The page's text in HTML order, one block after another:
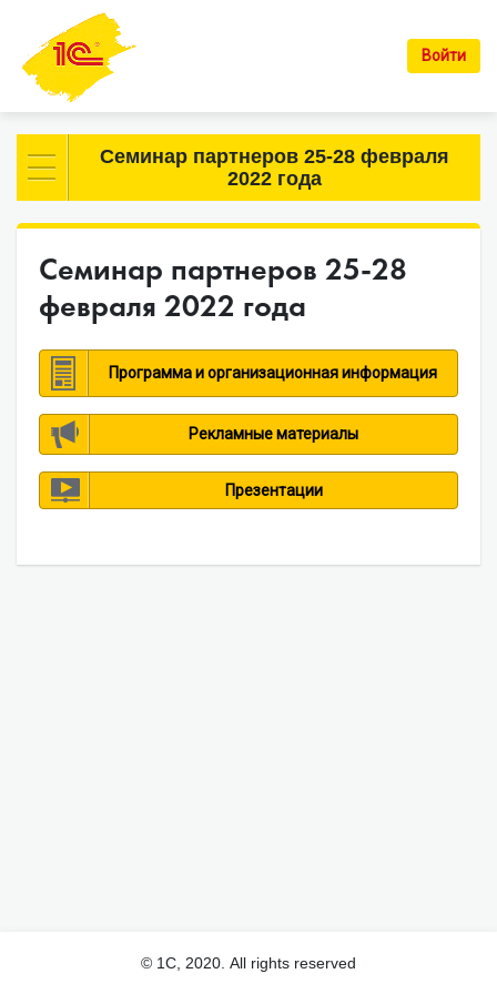
Войти
Семинар партнеров 25-28 февраля
2022 года
Семинар партнеров 25-28
февраля 2022 года
Программа и организационная информация
Рекламные материалы
Презентации
© 1С, 2020. All rights reserved